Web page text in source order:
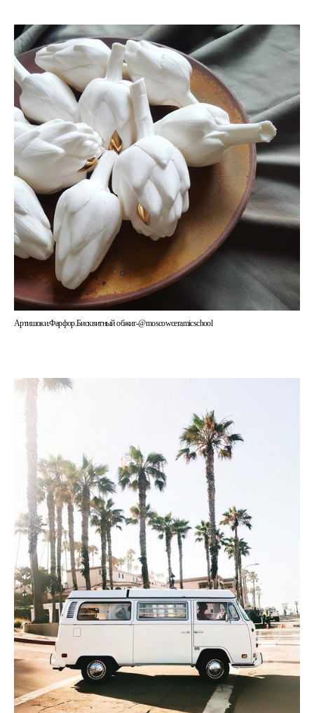
Артишоки.Фарфор.Бисквитный обжиг-@moscowceramicschool